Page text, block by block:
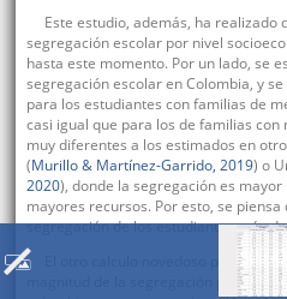
Este estudio, además, ha realizado
segregación escolar por nivel
hasta este momento. Por un lado, se
segregación escolar en Colombia, y
para los estudiantes con familias de
casi igual que para los de familias con
muy diferentes a los estimados en
(Murillo & Martínez-Garrido, 2019) o
2020), donde la segregación es
mayores recursos. Por esto, se
segregación de los estudiantes más
El otro calculo novedoso para
magnitud de la segregación para